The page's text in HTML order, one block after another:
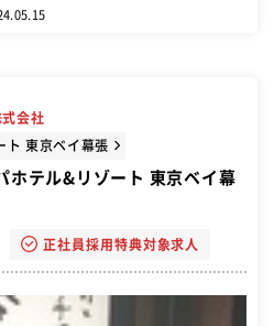
門の運営の全般をお任せしていきま
式会社
ト 東京ベイ幕張
ホテル&リゾート 東京ベイ幕
正社員採用特典対象求人